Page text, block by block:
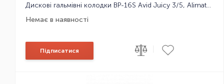
Дискові гальмівні колодки BP-16S Avid Juicy 3/5, Alimate, металок
Немає в наявності
Підписатися